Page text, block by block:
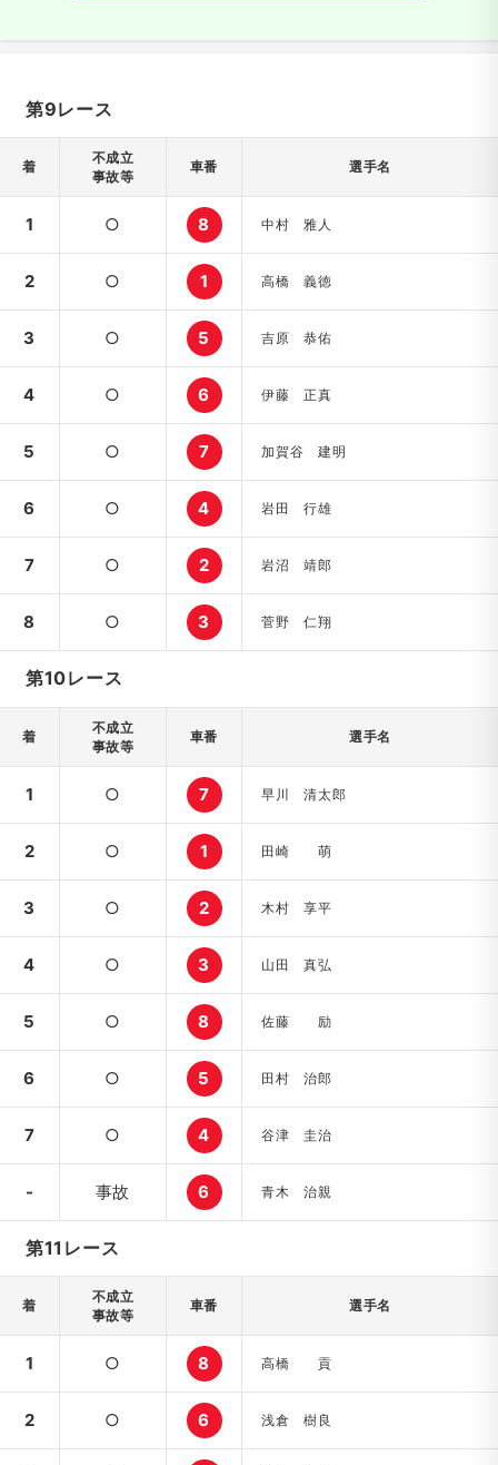
第9レース
着
不成立
事故等
車番 選手名
1 ○ 8 中村 雅人
2 ○ 1 高橋 義徳
3 ○ 5 吉原 恭佑
4 ○ 6 伊藤 正真
5 ○ 7 加賀谷 建明
6 ○ 4 岩田 行雄
7 ○ 2 岩沼 靖郎
8 ○ 3 菅野 仁翔
第10レース
着
不成立
事故等
車番 選手名
1 ○ 7 早川 清太郎
2 ○ 1 田崎 萌
3 ○ 2 木村 享平
4 ○ 3 山田 真弘
5 ○ 8 佐藤 励
6 ○ 5 田村 治郎
7 ○ 4 谷津 圭治
- 事故 6 青木 治親
第11レース
着
不成立
事故等
車番 選手名
1 ○ 8 高橋 貢
2 ○ 6 浅倉 樹良